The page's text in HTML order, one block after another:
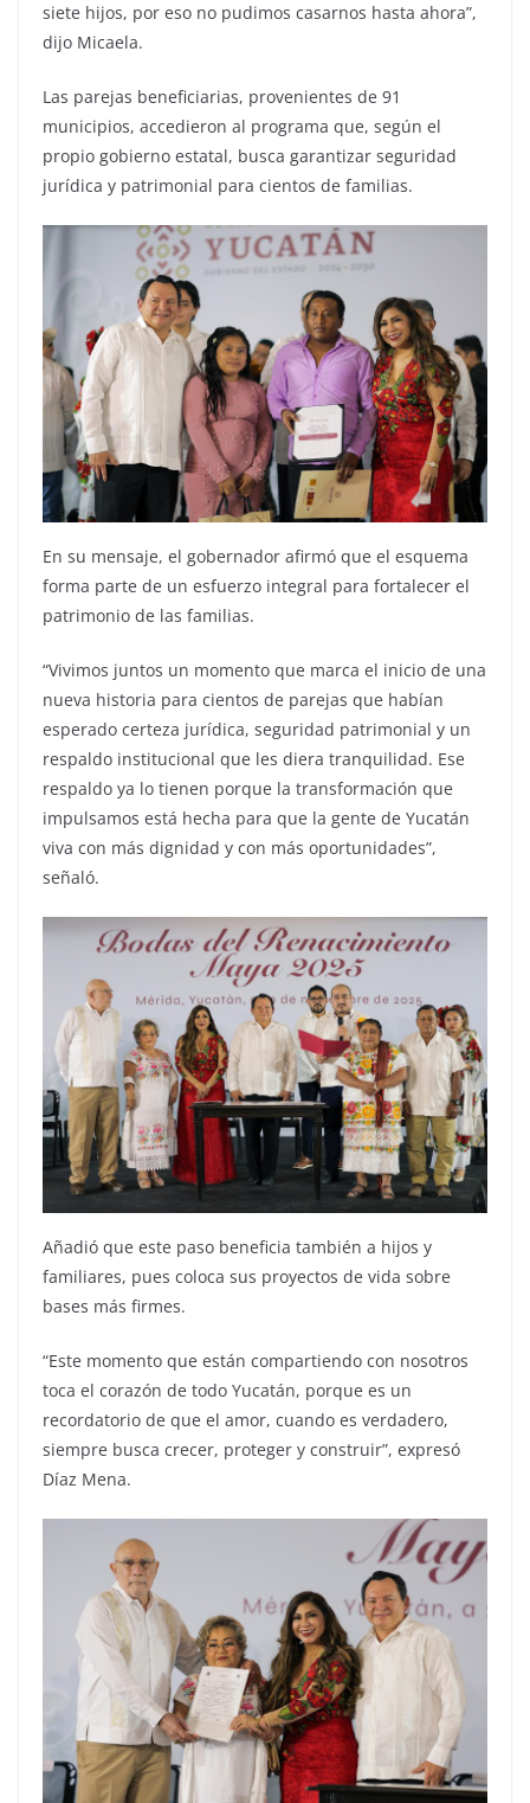
siete hijos, por eso no pudimos casarnos hasta ahora”,
dijo Micaela.
Las parejas beneficiarias, provenientes de 91
municipios, accedieron al programa que, según el
propio gobierno estatal, busca garantizar seguridad
jurídica y patrimonial para cientos de familias.
En su mensaje, el gobernador afirmó que el esquema
forma parte de un esfuerzo integral para fortalecer el
patrimonio de las familias.
“Vivimos juntos un momento que marca el inicio de una
nueva historia para cientos de parejas que habían
esperado certeza jurídica, seguridad patrimonial y un
respaldo institucional que les diera tranquilidad. Ese
respaldo ya lo tienen porque la transformación que
impulsamos está hecha para que la gente de Yucatán
viva con más dignidad y con más oportunidades”,
señaló.
Añadió que este paso beneficia también a hijos y
familiares, pues coloca sus proyectos de vida sobre
bases más firmes.
“Este momento que están compartiendo con nosotros
toca el corazón de todo Yucatán, porque es un
recordatorio de que el amor, cuando es verdadero,
siempre busca crecer, proteger y construir”, expresó
Díaz Mena.